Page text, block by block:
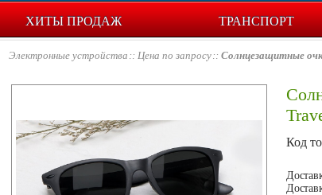
ХИТЫ ПРОДАЖ ТРАНСПОРТ
Электронные устройства Цена по запросу Солнцезащитные
Код